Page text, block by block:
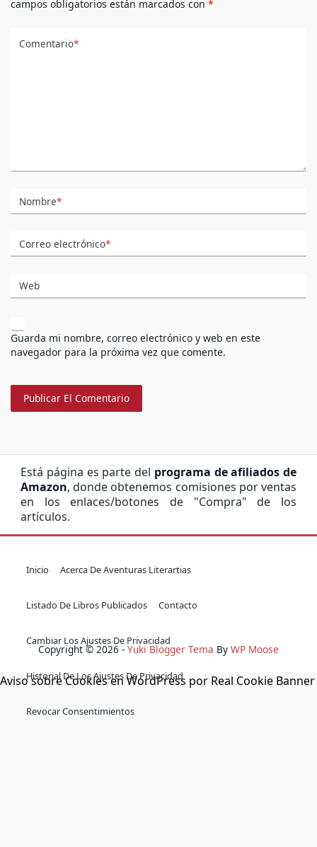
campos obligatorios están marcados con *
Comentario*
Nombre*
Correo electrónico*
Web
Guarda mi nombre, correo electrónico y web en este
navegador para la próxima vez que comente.
Está página es parte del programa de afiliados de
Amazon, donde obtenemos comisiones por ventas
en los enlaces/botones de "Compra" de los
artículos.
Inicio Acerca De Aventuras Literartias
Listado De Libros Publicados Contacto
Cambiar Los Ajustes De Privacidad
Historial De Los Ajustes De Privacidad
Revocar Consentimientos
Copyright © 2026 - Yuki Blogger Tema By WP Moose
Aviso sobre Cookies en WordPress por Real Cookie Banner